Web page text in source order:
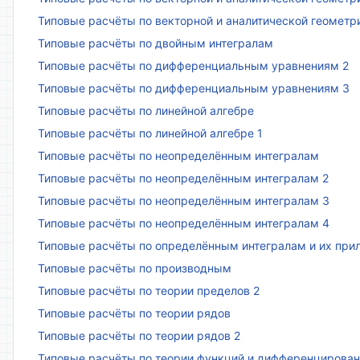
Типовые расчёты по векторной и аналитической
Типовые расчёты по двойным интегралам
Типовые расчёты по дифференциальным уравнениям 2
Типовые расчёты по дифференциальным уравнениям 3
Типовые расчёты по линейной алгебре
Типовые расчёты по линейной алгебре 1
Типовые расчёты по неопределённым интегралам
Типовые расчёты по неопределённым интегралам 2
Типовые расчёты по неопределённым интегралам 3
Типовые расчёты по неопределённым интегралам 4
Типовые расчёты по определённым интегралам и их
Типовые расчёты по производным
Типовые расчёты по теории пределов 2
Типовые расчёты по теории рядов
Типовые расчёты по теории рядов 2